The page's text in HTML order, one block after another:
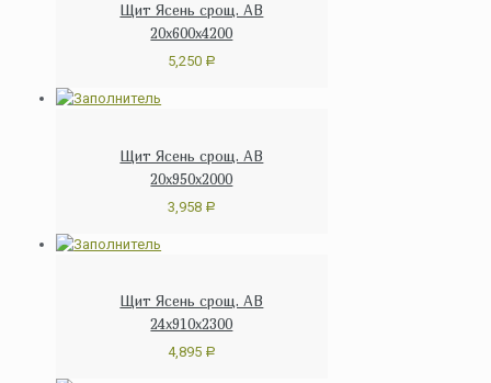
Щит Ясень срощ. АВ
20х600х4200
5,250 Р
Щит Ясень срощ. АВ
20х950х2000
3,958 Р
Щит Ясень срощ. АВ
24х910х2300
4,895 Р